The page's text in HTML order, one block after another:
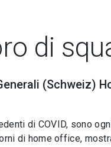
di
(Schweiz)
di COVID, sono
di home office,